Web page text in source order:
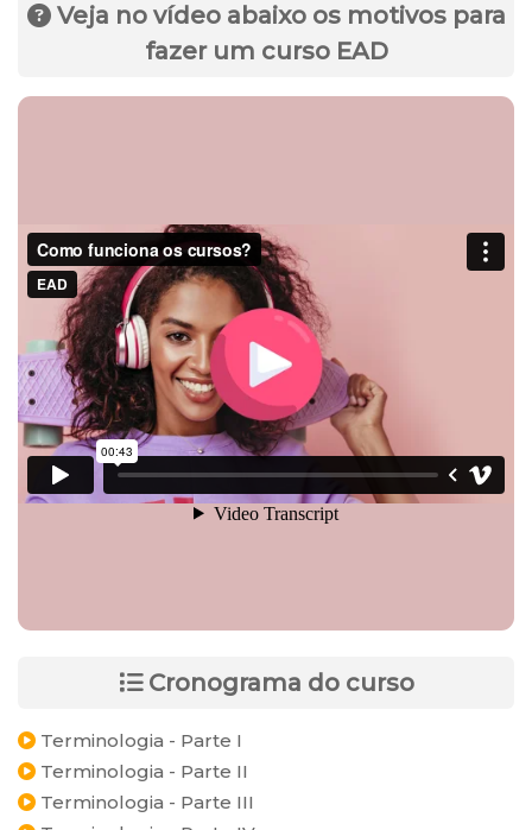
Veja no vídeo abaixo os motivos para
fazer um curso EAD
Cronograma do curso
Terminologia - Parte I
Terminologia - Parte II
Terminologia - Parte III